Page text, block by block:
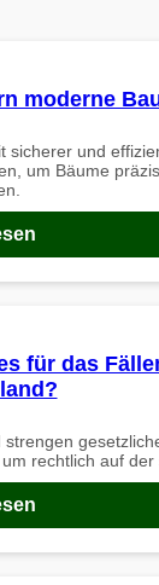
moderne
sicherer und
um Bäume
für das
rechtlich auf der